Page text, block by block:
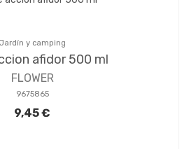
Jardín y camping
afidor 500 ml
FLOWER
9675865
9,45 €